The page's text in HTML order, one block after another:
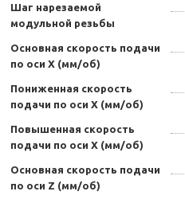
Шаг нарезаемой
модульной резьбы
Основная скорость подачи
по оси X (мм/об)
Пониженная скорость
подачи по оси X (мм/об)
Повышенная скорость
подачи по оси X (мм/об)
Основная скорость подачи
по оси Z (мм/об)